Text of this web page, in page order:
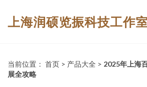
上海润硕览振科技工作
当前位置： 首页 > 产品大全 > 2025年上海
展全攻略